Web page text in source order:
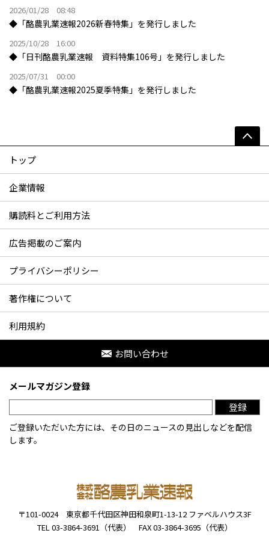
2026/01/28 08:48
◆「酪農乳業速報2026新春特集」を発行しました
2025/10/28 16:00
◆「日刊酪農乳業速報 資料特集106号」を発行しました
2025/07/31 00:00
◆「酪農乳業速報2025夏季特集」を発行しました
トップ
企業情報
購読料とご利用方法
広告掲載のご案内
プライバシーポリシー
著作権について
利用規約
お問い合わせ
〒101-0024 東京都千代田区神田和泉町1-13-12 ファベルハウス3F
TEL 03-3864-3691（代表）
FAX 03-3864-3695（代表）
メールマガジン登録
登録
ご登録いただいた方には、その日のニュースの見出しなどを配信
します。